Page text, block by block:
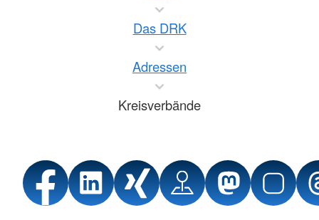
Das DRK
Adressen
Kreisverbände